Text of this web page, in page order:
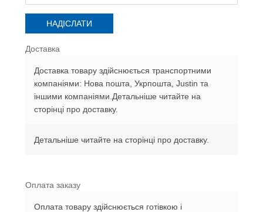
Доставка
Доставка товару здійснюється транспортними
компаніями: Нова пошта, Укрпошта, Justin та
іншими компаніями.Детальніше читайте на
сторінці про доставку.
Детальніше читайте на сторінці про доставку.
Оплата заказу
Оплата товару здійснюється готівкою і